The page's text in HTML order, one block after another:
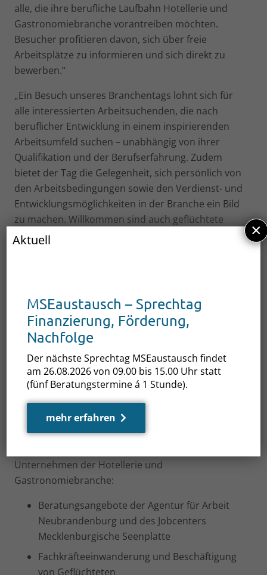
alle, die ihre berufliche Laufbahn Hotellerie und
Gastronomiebranche vorantreiben möchten.
Besucher profitieren davon, sich über freie
Arbeitsplätze zu informieren und sich direkt zu
bewerben.“
„Ein Besuch unseres Branchentags lohnt sich für
alle interessierten Arbeitsuchenden, die nach
beruflicher Entwicklung in einem inspirierenden
Arbeitsumfeld suchen – unabhängig von ihrer
Qualifikation und der Berufserfahrung. Zudem
bietet der Tag die Gelegenheit, sich persönlich von
den Arbeitsbedingungen sowie den Verdienst- und
Entwicklungsmöglichkeiten in der Branche ein Bild
zu machen. Willkommen sind auch geflüchtete
Menschen mit Interesse an einer Tätigkeit in dieser
Programm
09:30 bis 09:40 Uhr
Begrüßung
Andreas Böhning –
Geschäftsführer des Jobcenters Mecklenburgische
Seenplatte Nord
09:40 bis 10:50 Uhr
Beratungsdienste
für Unternehmen und Bildungsdienstleister
Akquise und
Unternehmen der Hotellerie und
Gastronomiebranche:
Beratungsangebote der Agentur für Arbeit
Neubrandenburg und des Jobcenters
Mecklenburgische Seenplatte
Fachkräfteeinwanderung und Beschäftigung
von Geflüchteten
Aktuell
MSEaustausch – Sprechtag
Finanzierung, Förderung,
Nachfolge
Der nächste Sprechtag MSEaustausch findet
am 26.08.2026 von 09.00 bis 15.00 Uhr statt
(fünf Beratungstermine á 1 Stunde).
mehr erfahren
×